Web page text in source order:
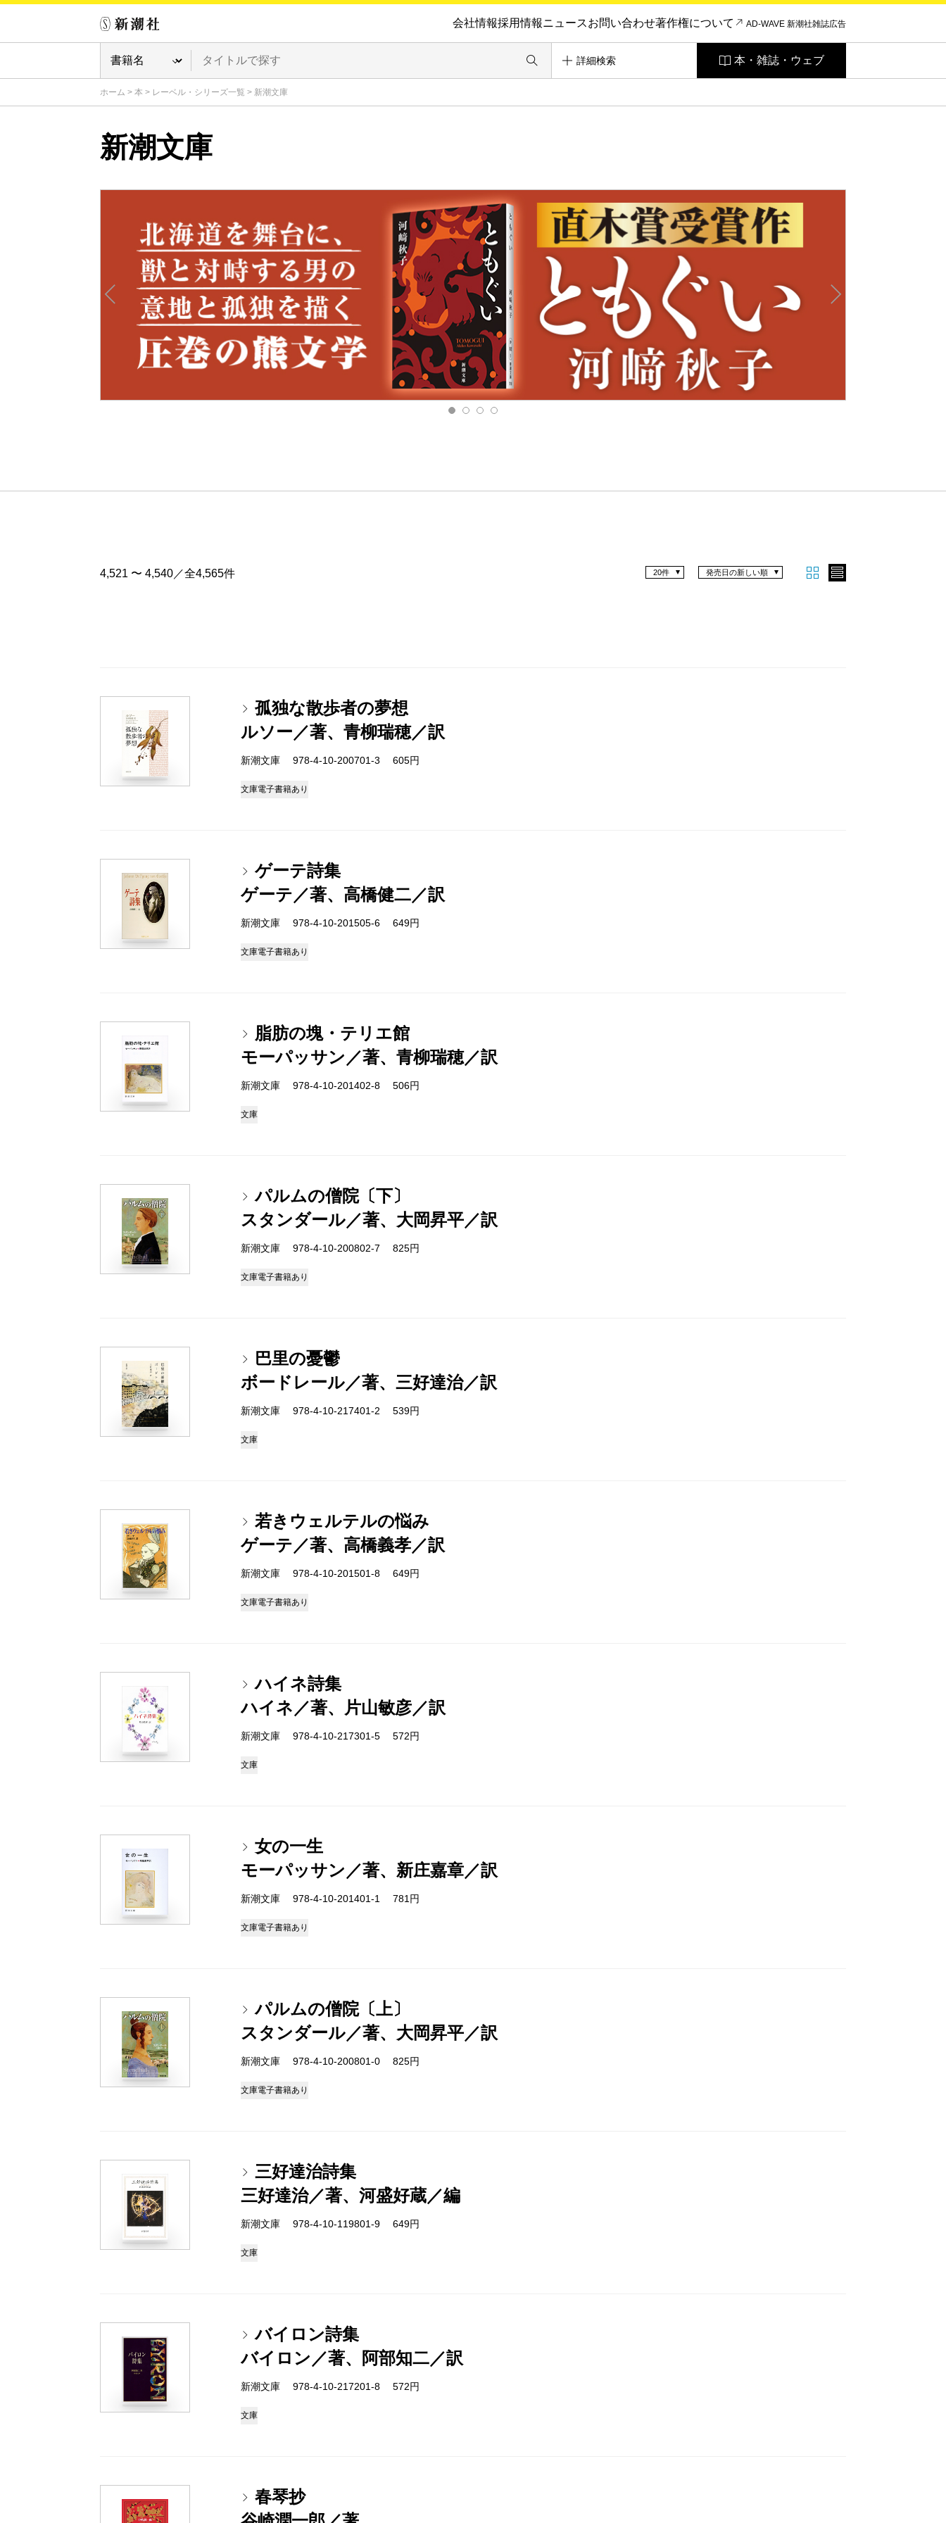
会社情報採用情報ニュースお問い合わせ著作権について AD-WAVE 新潮社雑誌広告
詳細検索 本・雑誌・ウェブ
ホーム > 本 > レーベル・シリーズ一覧 > 新潮文庫
新潮文庫
4,521 〜 4,540／全4,565件 発売日の新しい順
20件
孤独な散歩者の夢想
ルソー／著、青柳瑞穂／訳
新潮文庫 978-4-10-200701-3 605円
文庫電子書籍あり
ゲーテ詩集
ゲーテ／著、高橋健二／訳
新潮文庫 978-4-10-201505-6 649円
文庫電子書籍あり
脂肪の塊・テリエ館
モーパッサン／著、青柳瑞穂／訳
新潮文庫 978-4-10-201402-8 506円
文庫
パルムの僧院〔下〕
スタンダール／著、大岡昇平／訳
新潮文庫 978-4-10-200802-7 825円
文庫電子書籍あり
巴里の憂鬱
ボードレール／著、三好達治／訳
新潮文庫 978-4-10-217401-2 539円
文庫
若きウェルテルの悩み
ゲーテ／著、高橋義孝／訳
新潮文庫 978-4-10-201501-8 649円
文庫電子書籍あり
ハイネ詩集
ハイネ／著、片山敏彦／訳
新潮文庫 978-4-10-217301-5 572円
文庫
女の一生
モーパッサン／著、新庄嘉章／訳
新潮文庫 978-4-10-201401-1 781円
文庫電子書籍あり
パルムの僧院〔上〕
スタンダール／著、大岡昇平／訳
新潮文庫 978-4-10-200801-0 825円
文庫電子書籍あり
三好達治詩集
三好達治／著、河盛好蔵／編
新潮文庫 978-4-10-119801-9 649円
文庫
バイロン詩集
バイロン／著、阿部知二／訳
新潮文庫 978-4-10-217201-8 572円
文庫
春琴抄